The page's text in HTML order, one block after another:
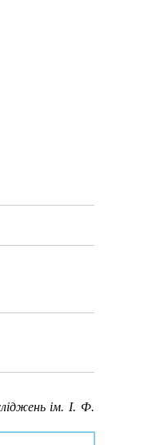
ім. І. Ф.